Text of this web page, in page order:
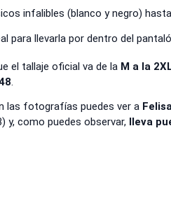
infalibles (blanco y negro)
para llevarla por dentro del
el tallaje oficial va de la M a la
.
las fotografías puedes ver a
y, como puedes observar, lleva